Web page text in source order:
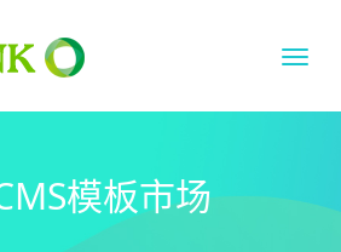
切
导
模板市场